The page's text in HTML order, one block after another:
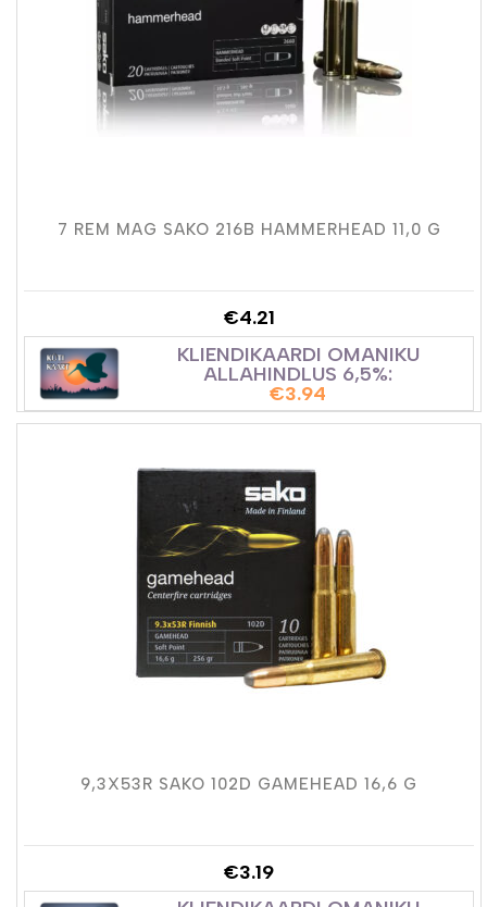
7 REM MAG SAKO 216B HAMMERHEAD 11,0 G
€4.21
KLIENDIKAARDI OMANIKU
ALLAHINDLUS 6,5%:
€3.94
9,3X53R SAKO 102D GAMEHEAD 16,6 G
€3.19